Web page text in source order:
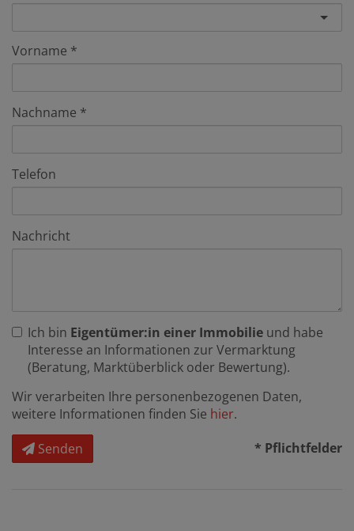
Vorname
Nachname
Telefon
Nachricht
Ich bin Eigentümer:in einer Immobilie und habe
Interesse an Informationen zur Vermarktung
(Beratung, Marktüberblick oder Bewertung).
Wir verarbeiten Ihre personenbezogenen Daten,
weitere Informationen finden Sie hier.
Senden
* Pflichtfelder